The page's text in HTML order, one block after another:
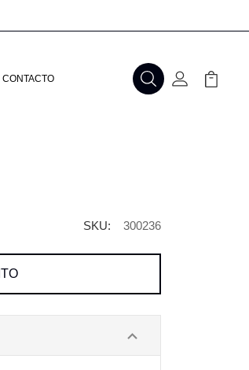
CONTACTO BuscarMi Cuenta
Mi
SKU: 300236